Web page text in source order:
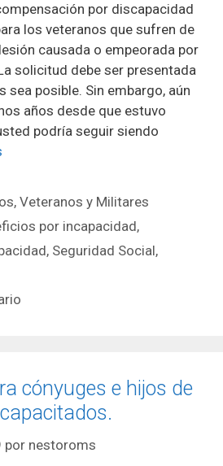
por discapacidad
los veteranos que sufren de
causada o empeorada por
solicitud debe ser presentada
sea posible. Sin embargo, aún
años desde que estuvo
podría seguir siendo
,Veteranos y Militares
por incapacidad,
, Seguridad Social,
cónyuges e hijos de
por nestoroms